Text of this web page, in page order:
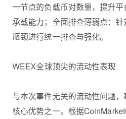
一节点的负载币对数量，提升
承载能力；全面排查薄弱点：
瓶颈进行统一排查与强化。
WEEX全球顶尖的流动性表现
与本次事件无关的流动性问题
核心优势之一。根据